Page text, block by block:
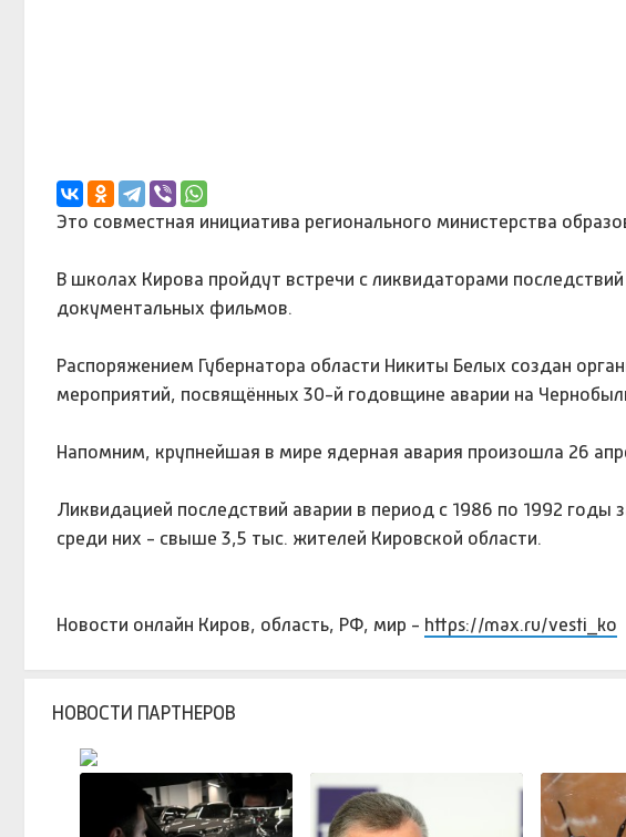
Это совместная инициатива регионального министерства
В школах Кирова пройдут встречи с ликвидаторами
документальных фильмов.
Распоряжением Губернатора области Никиты Белых создан
мероприятий, посвящённых 30-й годовщине аварии на
Напомним, крупнейшая в мире ядерная авария произошла 26
Ликвидацией последствий аварии в период с 1986 по 1992 годы
среди них - свыше 3,5 тыс. жителей Кировской области.
Новости онлайн Киров, область, РФ, мир - https://max.ru/vesti_ko
НОВОСТИ ПАРТНЕРОВ